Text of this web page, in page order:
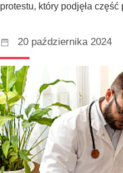
protestu, który podjęła
20 października 2024